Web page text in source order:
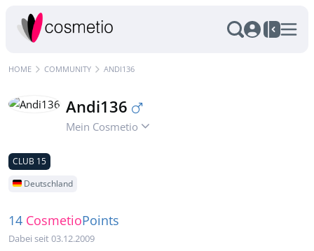
HOME COMMUNITY ANDI136
Andi136
Mein Cosmetio
CLUB 15
Deutschland
14 CosmetioPoints
Dabei seit 03.12.2009